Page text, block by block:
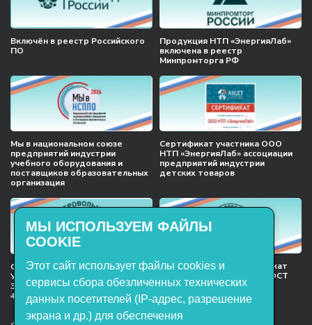
Включён в реестр Российского
ПО
Продукция НТП «ЭнергияЛаб»
включена в реестр
Минпромторга РФ
Мы в национальном союзе
предприятий индустрии
учебного оборудования и
поставщиков образовательных
организация
Сертификат участника ООО
НТП «ЭнергияЛаб» ассоциации
предприятий индустрии
детских товаров
Сертификат соответствия
Учебное оборудование, марки
ЭнергияЛаб ТУ 32.99.53–001–
47627947–2021 Серийный выпуск
Международный сертификат
менеджмента качества ГОСТ
ISO 9001:2015
МЫ ИСПОЛЬЗУЕМ ФАЙЛЫ
COOKIE
Этот сайт использует файлы cookies и
сервисы сбора обезличенных технических
данных посетителей (IP-адрес, разрешение
экрана и др.) для обеспечения